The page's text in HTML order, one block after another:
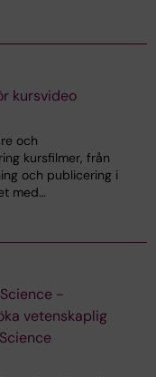
kursvideo
och
kursfilmer, från
och publicering i
med…
-
vetenskaplig